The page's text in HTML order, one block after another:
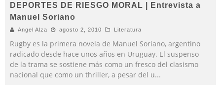
DEPORTES DE RIESGO MORAL | Entrevista a
Manuel Soriano
Angel Alza agosto 2, 2010 Literatura
Rugby es la primera novela de Manuel Soriano, argentino
radicado desde hace unos años en Uruguay. El suspenso
de la trama se sostiene más como un fresco del clasismo
nacional que como un thriller, a pesar del u...